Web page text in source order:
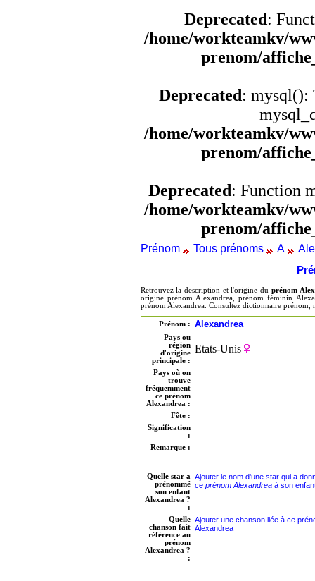
Deprecated:
/home/workteamkv/
prenom/
Deprecated: mysql():
/home/workteamkv/
prenom/
Deprecated: Function
/home/workteamkv/
prenom/
Prénom Tous prénoms A
Retrouvez la description et l'origine du prénom
origine prénom Alexandrea, prénom féminin
prénom Alexandrea. Consultez dictionnaire prénom,
Prénom : Alexandrea
Pays ou
région
d'origine
principale :
Etats-Unis
Pays où on
trouve
fréquemment
ce prénom
Alexandrea :
Fête :
Signification
:
Remarque :
Quelle star a
prénommé
son enfant
Alexandrea ?
:
Ajouter le nom d'une star qui a
ce prénom Alexandreaà son
Quelle
chanson fait
référence au
prénom
Alexandrea ?
:
Ajouter une chanson liée à ce
Alexandrea